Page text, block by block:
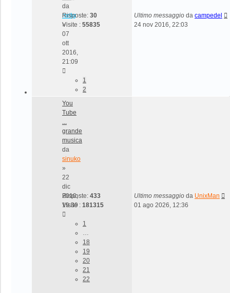
da
mrttg
»
07
ott
2016,
21:09
1
2
Risposte: 30
Visite : 55835
Ultimo messaggio da campedel
24 nov 2016, 22:03
You
Tube
grande
musica
da
sinuko
»
22
dic
2010,
19:39
1
18
19
20
21
22
Risposte: 433
Visite : 181315
Ultimo messaggio da UnixMan
01 ago 2026, 12:36